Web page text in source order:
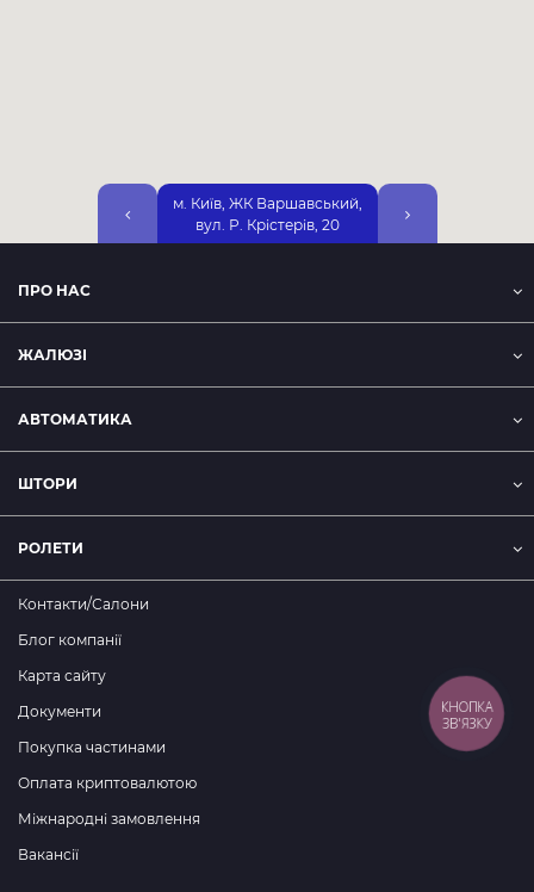
м. Київ, ЖК Варшавський,
вул. Р. Крістерів, 20
Набережна, 25А, 2-
ПРО НАС
ЖАЛЮЗІ
АВТОМАТИКА
ШТОРИ
РОЛЕТИ
Контакти/Салони
Блог компанії
Карта сайту
Документи
Покупка частинами
Оплата криптовалютою
Міжнародні замовлення
Вакансії
КНОПКА
ЗВ'ЯЗКУ